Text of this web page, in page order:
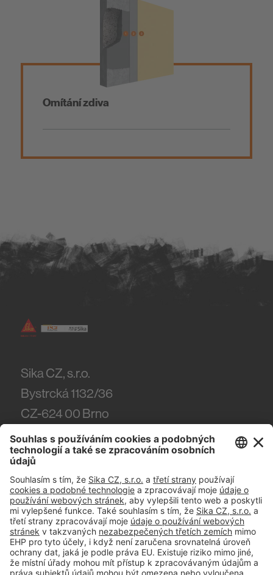
Fasády a zateplovací systémy
Obklady, dlažby a přírodní kámen
Podlahy a vyrovnávací hmoty
Izolace spodní stavby
Omítání zdiva
Omítání zdiva
Sika CZ, s.r.o.
Bystrcká 1132/36
CZ-624 00 Brno
Tel. (+420) 546 422 464
#PCI